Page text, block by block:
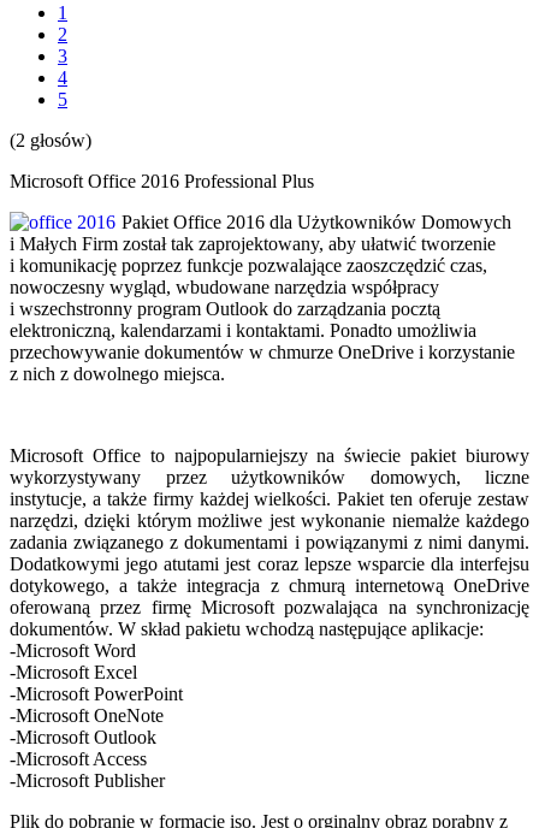
1
2
3
4
5
(2 głosów)
Microsoft Office 2016 Professional Plus
Pakiet Office 2016 dla Użytkowników Domowych
i Małych Firm został tak zaprojektowany, aby ułatwić tworzenie
i komunikację poprzez funkcje pozwalające zaoszczędzić czas,
nowoczesny wygląd, wbudowane narzędzia współpracy
i wszechstronny program Outlook do zarządzania pocztą
elektroniczną, kalendarzami i kontaktami. Ponadto umożliwia
przechowywanie dokumentów w chmurze OneDrive i korzystanie
z nich z dowolnego miejsca.
Microsoft Office to najpopularniejszy na świecie pakiet biurowy
wykorzystywany przez użytkowników domowych, liczne
instytucje, a także firmy każdej wielkości. Pakiet ten oferuje zestaw
narzędzi, dzięki którym możliwe jest wykonanie niemalże każdego
zadania związanego z dokumentami i powiązanymi z nimi danymi.
Dodatkowymi jego atutami jest coraz lepsze wsparcie dla interfejsu
dotykowego, a także integracja z chmurą internetową OneDrive
oferowaną przez firmę Microsoft pozwalająca na synchronizację
dokumentów. W skład pakietu wchodzą następujące aplikacje:
-Microsoft Word
-Microsoft Excel
-Microsoft PowerPoint
-Microsoft OneNote
-Microsoft Outlook
-Microsoft Access
-Microsoft Publisher
Plik do pobranie w formacie iso. Jest o orginalny obraz porabny z